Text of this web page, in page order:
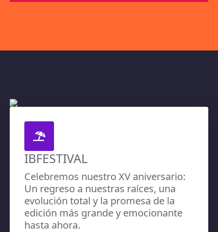
IBFESTIVAL
Celebremos nuestro XV aniversario:
Un regreso a nuestras raíces, una
evolución total y la promesa de la
edición más grande y emocionante
hasta ahora.